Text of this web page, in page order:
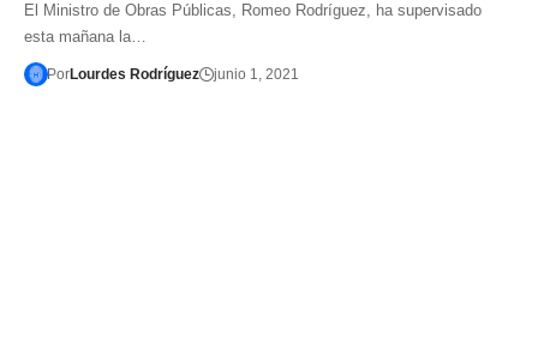
El Ministro de Obras Públicas, Romeo Rodríguez, ha supervisado
esta mañana la…
PorLourdes Rodríguez junio 1, 2021